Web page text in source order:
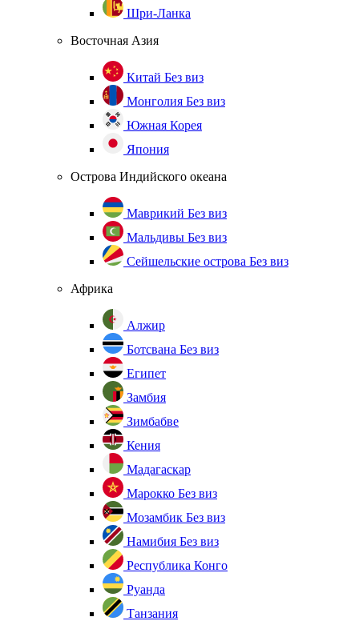
Шри-Ланка
Восточная Азия
Китай Без виз
Монголия Без виз
Южная Корея
Япония
Острова Индийского океана
Маврикий Без виз
Мальдивы Без виз
Сейшельские острова Без виз
Африка
Алжир
Ботсвана Без виз
Египет
Замбия
Зимбабве
Кения
Мадагаскар
Марокко Без виз
Мозамбик Без виз
Намибия Без виз
Республика Конго
Руанда
Танзания